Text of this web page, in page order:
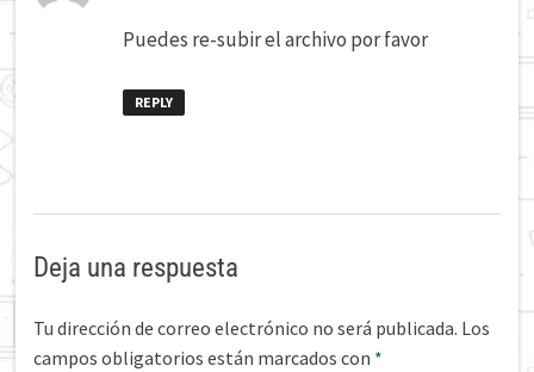
Puedes re-subir el archivo por favor
REPLY
Deja una respuesta
Tu dirección de correo electrónico no será publicada. Los
campos obligatorios están marcados con *